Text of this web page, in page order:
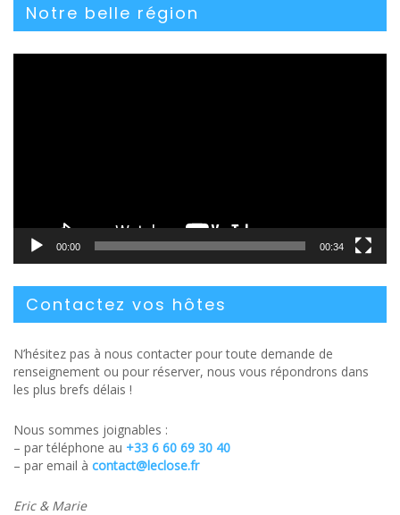
Notre belle région
00:00 00:34
Contactez vos hôtes
N’hésitez pas à nous contacter pour toute demande de
renseignement ou pour réserver, nous vous répondrons dans
les plus brefs délais !
Nous sommes joignables :
– par téléphone au +33 6 60 69 30 40
– par email à contact@leclose.fr
Eric & Marie